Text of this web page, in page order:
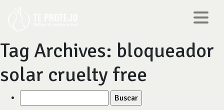
Tag Archives: bloqueador
solar cruelty free
por: